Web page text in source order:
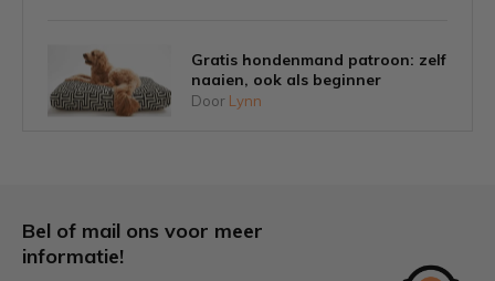
Gratis hondenmand patroon: zelf
naaien, ook als beginner
Door Lynn
Bel of mail ons voor meer
informatie!